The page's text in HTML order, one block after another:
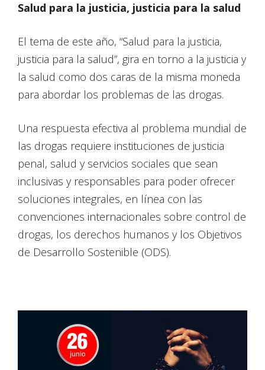
Salud para la justicia, justicia para la salud
El tema de este año, “Salud para la justicia,
justicia para la salud”, gira en torno a la justicia y
la salud como dos caras de la misma moneda
para abordar los problemas de las drogas.
Una respuesta efectiva al problema mundial de
las drogas requiere instituciones de justicia
penal, salud y servicios sociales que sean
inclusivas y responsables para poder ofrecer
soluciones integrales, en línea con las
convenciones internacionales sobre control de
drogas, los derechos humanos y los Objetivos
de Desarrollo Sostenible (ODS).